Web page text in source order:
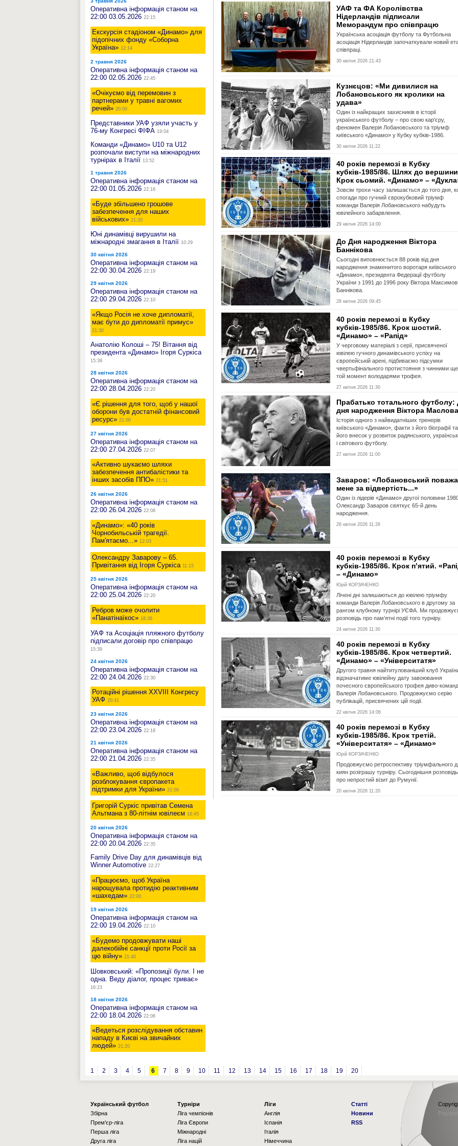
Оперативна інформація станом на
22:00 03.05.2026 22:15
Екскурсія стадіоном «Динамо» для
підопічних фонду «Соборна
Україна» 12:14
2 травня 2026
Оперативна інформація станом на
22:00 02.05.2026 22:45
«Очікуємо від перемовин з
партнерами у травні вагомих
речей» 20:00
Представники УАФ узяли участь у
76-му Конгресі ФІФА 19:04
Команди «Динамо» U10 та U12
розпочали виcтупи на міжнародних
турнірах в Італії 13:52
1 травня 2026
Оперативна інформація станом на
22:00 01.05.2026 22:16
«Буде збільшено грошове
забезпечення для наших
військових» 21:20
Юні динамівці вирушили на
міжнародні змагання в Італії 10:29
30 квітня 2026
Оперативна інформація станом на
22:00 30.04.2026 22:19
29 квітня 2026
Оперативна інформація станом на
22:00 29.04.2026 22:10
«Якщо Росія не хоче дипломатії,
має бути до дипломатії примус»
21:30
Анатолію Колоші – 75! Вітання від
президента «Динамо» Ігоря Суркіса
15:39
28 квітня 2026
Оперативна інформація станом на
22:00 28.04.2026 22:20
«Є рішення для того, щоб у нашої
оборони був достатній фінансовий
ресурс» 21:00
27 квітня 2026
Оперативна інформація станом на
22:00 27.04.2026 22:07
«Активно шукаємо шляхи
забезпечення антибалістики та
інших засобів ППО» 21:51
26 квітня 2026
Оперативна інформація станом на
22:00 26.04.2026 22:08
«Динамо»: «40 років
Чорнобильській трагедії.
Пам'ятаємо...» 12:03
Олександру Заварову – 65.
Привітання від Ігоря Суркіса 11:15
25 квітня 2026
Оперативна інформація станом на
22:00 25.04.2026 22:20
Ребров може очолити
«Панатінаїкос» 18:36
УАФ та Асоціація пляжного футболу
підписали договір про співпрацю
15:39
24 квітня 2026
Оперативна інформація станом на
22:00 24.04.2026 22:30
Ротаційні рішення XXVIII Конгресу
УАФ 20:41
23 квітня 2026
Оперативна інформація станом на
22:00 23.04.2026 22:18
21 квітня 2026
Оперативна інформація станом на
22:00 21.04.2026 22:35
«Важливо, щоб відбулося
розблокування європакета
підтримки для України» 21:00
Григорій Суркіс привітав Семена
Альтмана з 80-літнім ювілеєм 16:45
20 квітня 2026
Оперативна інформація станом на
22:00 20.04.2026 22:35
Family Drive Day для динамівців від
Winner Automotive 22:27
«Працюємо, щоб Україна
нарощувала протидію реактивним
«шахедам» 22:00
19 квітня 2026
Оперативна інформація станом на
22:00 19.04.2026 22:10
«Будемо продовжувати наші
далекобійні санкції проти Росії за
цю війну» 21:40
Шовковський: «Пропозиції були. І не
одна. Веду діалог, процес триває»
16:23
18 квітня 2026
Оперативна інформація станом на
22:00 18.04.2026 22:06
«Ведеться розслідування обставин
нападу в Києві на звичайних
людей» 21:20
УАФ та ФА Королівства
Нідерландів підписали
Меморандум про співпрацю
Українська асоціація футболу та Футбольна
асоціація Нідерландів започаткували новий
співпраці.
30 квітня 2026 21:43
Кузнєцов: «Ми дивилися на
Лобановського як кролики на
удава»
Один із найкращих захисників в історії
українського футболу – про свою кар'єру,
феномен Валерія Лобановського та тріумф
київського «Динамо» у Кубку кубків-1986.
30 квітня 2026 11:22
40 років перемозі в Кубку
кубків-1985/86. Шлях до
Крок сьомий. «Динамо» –
Зовсім трохи часу залишається до того дня,
спогади про гучний єврокубковий тріумф
команди Валерія Лобановського набудуть
ювілейного забарвлення.
29 квітня 2026 14:00
До Дня народження Віктора
Баннікова
Сьогодні виповнюється 88 років від дня
народження знаменитого воротаря київського
«Динамо», президента Федерації футболу
України з 1991 до 1996 року Віктора
Баннікова.
28 квітня 2026 09:45
40 років перемозі в Кубку
кубків-1985/86. Крок шостий.
«Динамо» – «Рапід»
У черговому матеріалі з серії, присвяченої
ювілею гучного динамівського успіху на
європейській арені, підбиваємо підсумки
чвертьфінального протистояння з чинними
той момент володарями трофея.
27 квітня 2026 11:30
Прабатько тотального футболу:
дня народження Віктора Маслова
Історія одного з найвидатніших тренерів
київського «Динамо», факти з його біографії та
його внесок у розвиток радянського,
і світового футболу.
27 квітня 2026 11:00
Заваров: «Лобановський
мене за відвертість...»
Один із лідерів «Динамо» другої половини
Олександр Заваров святкує 65-й день
народження.
26 квітня 2026 11:26
40 років перемозі в Кубку
кубків-1985/86. Крок п’ятий.
– «Динамо»
Юрій КОРЗАЧЕНКО
Лічені дні залишаються до ювілею тріумфу
команди Валерія Лобановського в другому за
рангом клубному турнірі УЄФА. Ми
розповідь про пам’ятні події того турніру.
24 квітня 2026 11:30
40 років перемозі в Кубку
кубків-1985/86. Крок четвертий.
«Динамо» – «Університатя»
Другого травня найтитулованіший клуб
відзначатиме ювілейну дату завоювання
почесного європейського трофея диво-
Валерія Лобановського. Продовжуємо серію
публікацій, присвячених цій події.
22 квітня 2026 14:06
40 років перемозі в Кубку
кубків-1985/86. Крок третій.
«Університатя» – «Динамо»
Юрій КОРЗАЧЕНКО
Продовжуємо ретроспективу тріумфального
киян розіграшу турніру. Сьогоднішня
про непростий візит до Румунії.
20 квітня 2026 11:20
1 2 3 4 5 6 7 8 9 10 11 12 13 14 15 16 17 18 19 20
Українcький футбол
Збірна
Прем'єр-ліга
Перша ліга
Друга ліга
Турніри
Ліга чемпіонів
Ліга Європи
Міжнародні
Ліга націй
Ліги
Англія
Іспанія
Італія
Німеччина
Статті
Новини
RSS